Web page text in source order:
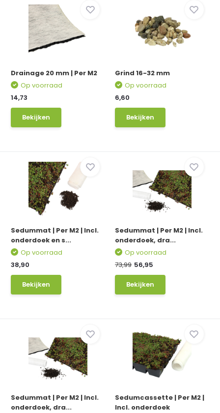
Drainage 20 mm | Per M2
Op voorraad
14,73
Bekijken
Grind 16-32 mm
Op voorraad
6,60
Bekijken
Sedummat | Per M2 | Incl.
onderdoek en s...
Op voorraad
38,90
Bekijken
Sedummat | Per M2 | Incl.
onderdoek, dra...
Op voorraad
73,99 56,95
Bekijken
Sedummat | Per M2 | Incl.
onderdoek, dra...
Sedumcassette | Per M2 |
Incl. onderdoek